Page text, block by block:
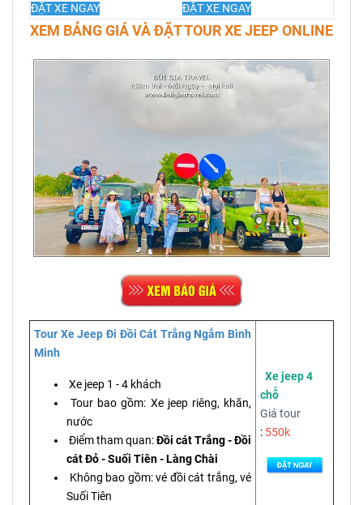
ĐẶT XE NGAY ĐẶT XE NGAY
XEM BẢNG GIÁ VÀ ĐẶT TOUR XE JEEP ONLINE
Tour Xe Jeep Đi Đồi Cát Trắng Ngắm Bình
Minh
Xe jeep 1 - 4 khách
Tour bao gồm: Xe jeep riêng, khăn,
nước
Điểm tham quan:Đồi cát Trắng - Đồi
cát Đỏ - Suối Tiên - Làng Chài
Không bao gồm: vé đồi cát trắng, vé
Suối Tiên
Xe jeep 4
chỗ
Giá tour
: 550k